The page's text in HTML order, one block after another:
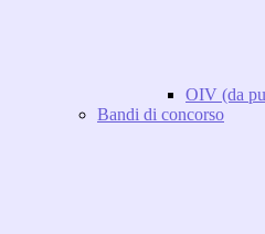
OIV (da
Bandi di concorso